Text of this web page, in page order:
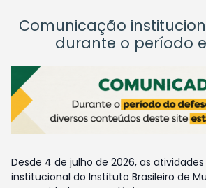
Comunicação
durante o período
Desde 4 de julho de 2026, as
institucional do Instituto Brasileiro de